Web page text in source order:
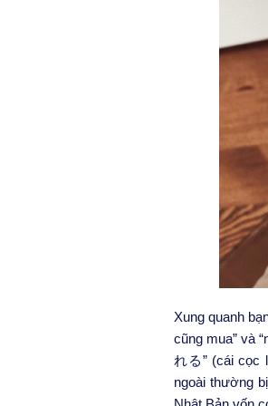
Xung quanh
cũng mua” và
れる” (cái cọc
ngoài thường